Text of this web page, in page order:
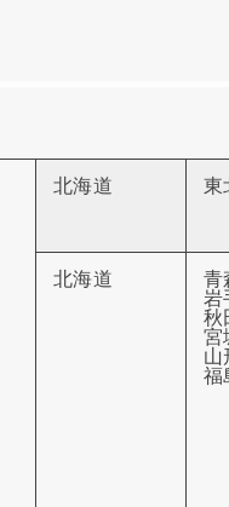
北海道 東
北海道
青
岩
秋
宮
山
福